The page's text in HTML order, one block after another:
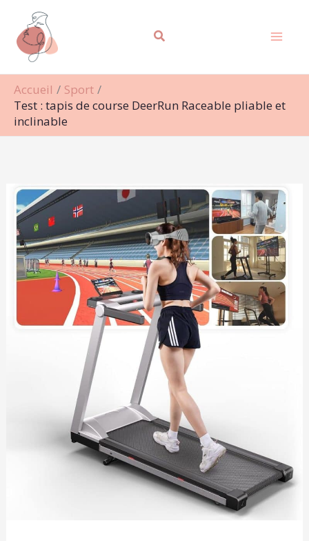
contenu
Accueil
Sport
Test : tapis de course DeerRun Raceable pliable et
inclinable
Rechercher